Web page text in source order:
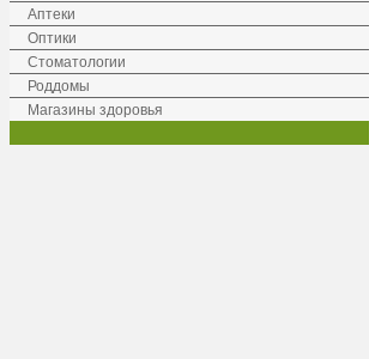
Аптеки
Оптики
Стоматологии
Роддомы
Магазины здоровья